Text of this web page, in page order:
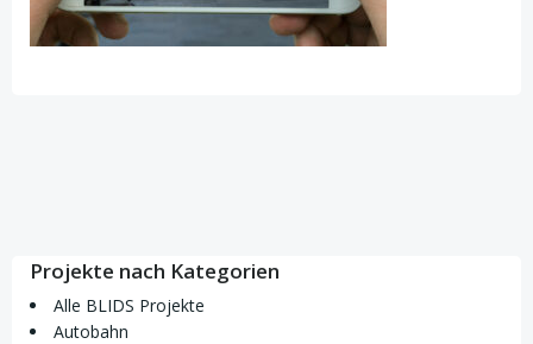
Projekte nach Kategorien
Alle BLIDS Projekte
Autobahn